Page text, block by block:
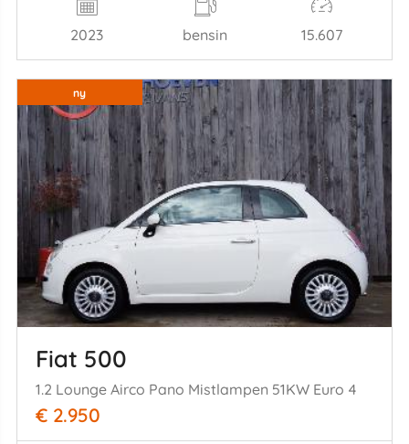
2023 bensin 15.607
ny
Fiat 500
1.2 Lounge Airco Pano Mistlampen 51KW Euro 4
€ 2.950